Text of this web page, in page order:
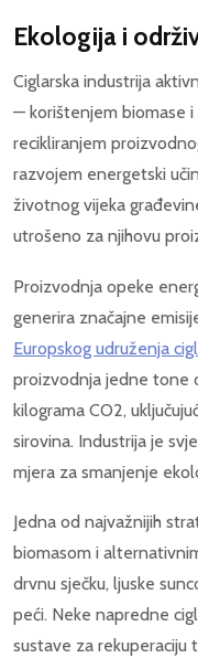
Ekologija i
Ciglarska industrija
— korištenjem biomase
recikliranjem
razvojem energetski
životnog vijeka
utrošeno za njihovu
Proizvodnja opeke
generira značajne
Europskog udruženja
proizvodnja jedne tone
kilograma CO2,
sirovina. Industrija je
mjera za smanjenje
Jedna od najvažnijih
biomasom i
drvnu sječku, ljuske
peći. Neke napredne
sustave za rekuperaciju